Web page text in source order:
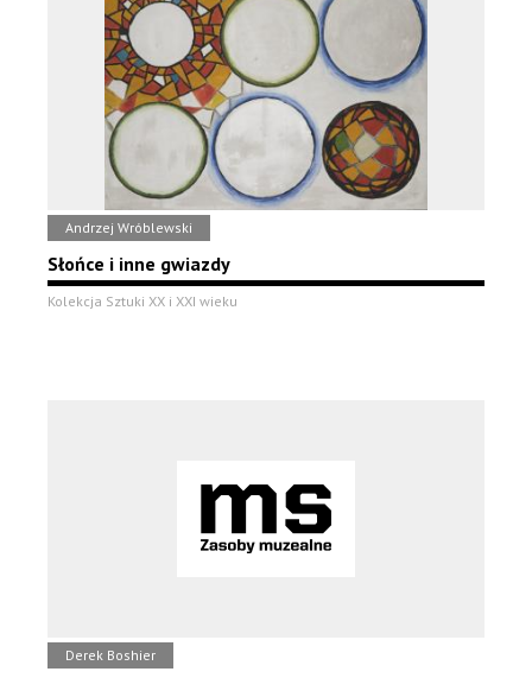
Andrzej Wróblewski
Słońce i inne gwiazdy
Kolekcja Sztuki XX i XXI wieku
Derek Boshier